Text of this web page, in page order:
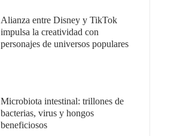
Alianza entre Disney y TikTok
impulsa la creatividad con
personajes de universos populares
Microbiota intestinal: trillones de
bacterias, virus y hongos
beneficiosos